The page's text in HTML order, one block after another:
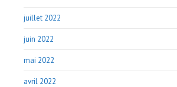
juillet 2022
juin 2022
mai 2022
avril 2022